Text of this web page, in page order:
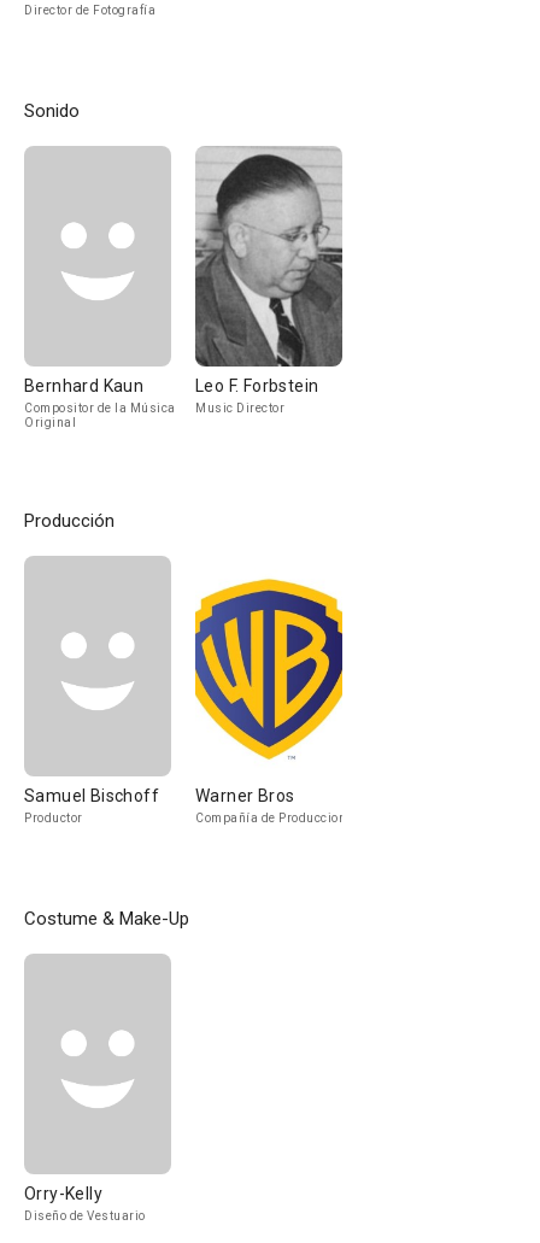
Director de Fotografía
Sonido
Bernhard Kaun
Compositor de la Música
Original
Leo F. Forbstein
Music Director
Producción
Samuel Bischoff
Productor
Warner Bros
Compañía de Produccion
Costume & Make-Up
Orry-Kelly
Diseño de Vestuario